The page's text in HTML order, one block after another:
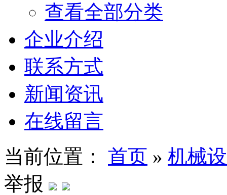
查看全部分类
企业介绍
联系方式
新闻资讯
在线留言
当前位置： 首页 » 机械
举报